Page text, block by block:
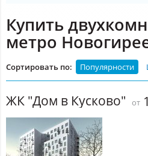
Купить
метро
Сортировать по: Популярности
ЖК "Дом в Кусково" от